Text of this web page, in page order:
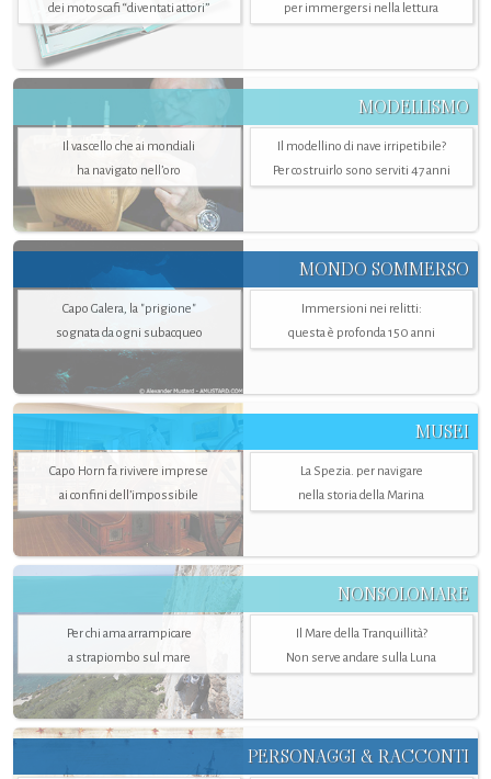
dei motoscafi “diventati attori”
per immergersi nella lettura
MODELLISMO
Il vascello che ai mondiali
ha navigato nell’oro
Il modellino di nave irripetibile?
Per costruirlo sono serviti 47 anni
MONDO SOMMERSO
Capo Galera, la "prigione"
sognata da ogni subacqueo
Immersioni nei relitti:
questa è profonda 150 anni
MUSEI
Capo Horn fa rivivere imprese
ai confini dell’impossibile
La Spezia. per navigare
nella storia della Marina
NONSOLOMARE
Per chi ama arrampicare
a strapiombo sul mare
Il Mare della Tranquillità?
Non serve andare sulla Luna
PERSONAGGI & RACCONTI